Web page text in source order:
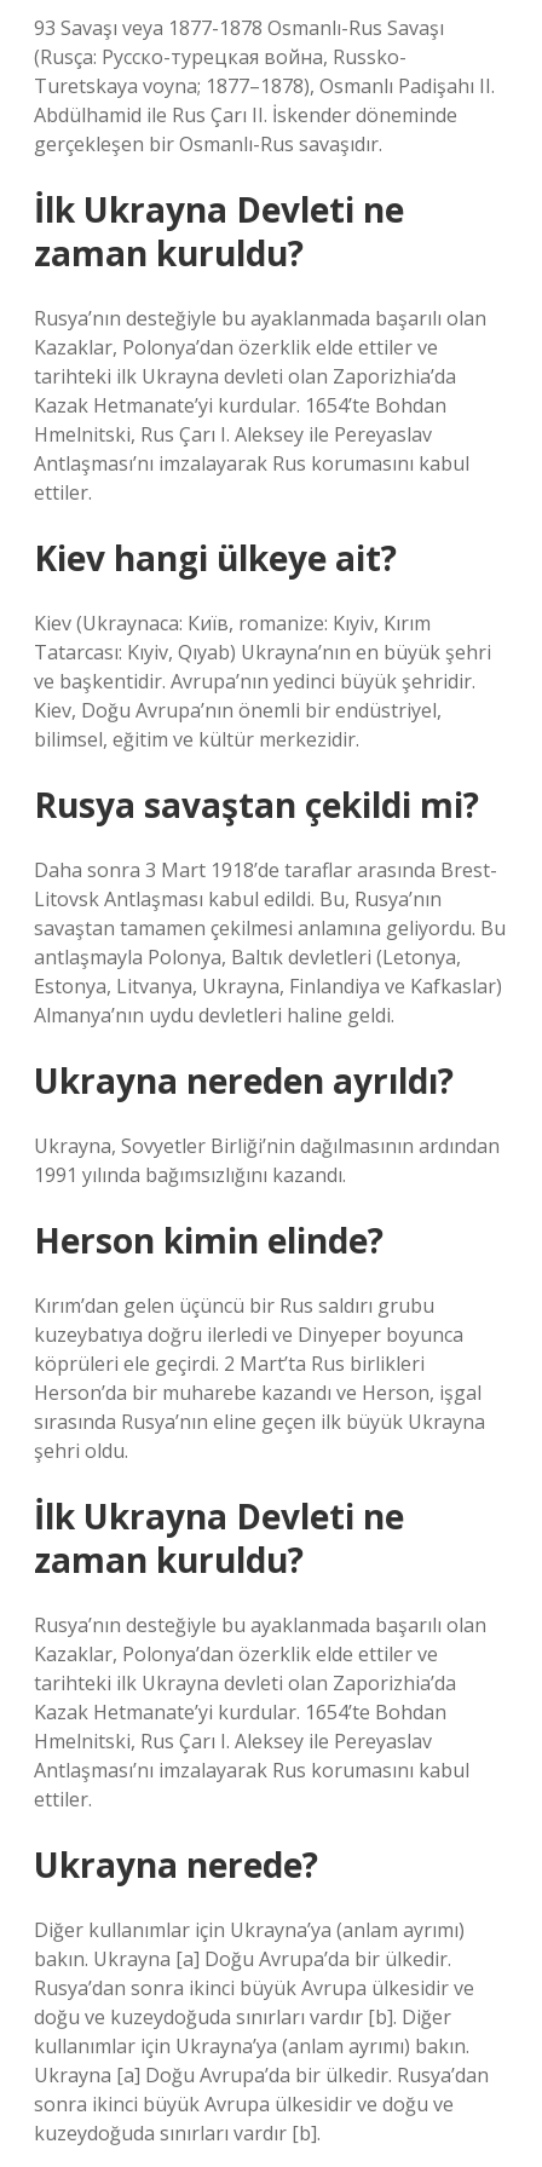
93 Savaşı veya 1877-1878 Osmanlı-Rus Savaşı
(Rusça: Русско-турецкая война, Russko-
Turetskaya voyna; 1877–1878), Osmanlı Padişahı II.
Abdülhamid ile Rus Çarı II. İskender döneminde
gerçekleşen bir Osmanlı-Rus savaşıdır.
İlk Ukrayna Devleti ne
zaman kuruldu?
Rusya’nın desteğiyle bu ayaklanmada başarılı olan
Kazaklar, Polonya’dan özerklik elde ettiler ve
tarihteki ilk Ukrayna devleti olan Zaporizhia’da
Kazak Hetmanate’yi kurdular. 1654’te Bohdan
Hmelnitski, Rus Çarı I. Aleksey ile Pereyaslav
Antlaşması’nı imzalayarak Rus korumasını kabul
ettiler.
Kiev hangi ülkeye ait?
Kiev (Ukraynaca: Київ, romanize: Kıyiv, Kırım
Tatarcası: Kıyiv, Qıyab) Ukrayna’nın en büyük şehri
ve başkentidir. Avrupa’nın yedinci büyük şehridir.
Kiev, Doğu Avrupa’nın önemli bir endüstriyel,
bilimsel, eğitim ve kültür merkezidir.
Rusya savaştan çekildi mi?
Daha sonra 3 Mart 1918’de taraflar arasında Brest-
Litovsk Antlaşması kabul edildi. Bu, Rusya’nın
savaştan tamamen çekilmesi anlamına geliyordu. Bu
antlaşmayla Polonya, Baltık devletleri (Letonya,
Estonya, Litvanya, Ukrayna, Finlandiya ve Kafkaslar)
Almanya’nın uydu devletleri haline geldi.
Ukrayna nereden ayrıldı?
Ukrayna, Sovyetler Birliği’nin dağılmasının ardından
1991 yılında bağımsızlığını kazandı.
Herson kimin elinde?
Kırım’dan gelen üçüncü bir Rus saldırı grubu
kuzeybatıya doğru ilerledi ve Dinyeper boyunca
köprüleri ele geçirdi. 2 Mart’ta Rus birlikleri
Herson’da bir muharebe kazandı ve Herson, işgal
sırasında Rusya’nın eline geçen ilk büyük Ukrayna
şehri oldu.
İlk Ukrayna Devleti ne
zaman kuruldu?
Rusya’nın desteğiyle bu ayaklanmada başarılı olan
Kazaklar, Polonya’dan özerklik elde ettiler ve
tarihteki ilk Ukrayna devleti olan Zaporizhia’da
Kazak Hetmanate’yi kurdular. 1654’te Bohdan
Hmelnitski, Rus Çarı I. Aleksey ile Pereyaslav
Antlaşması’nı imzalayarak Rus korumasını kabul
ettiler.
Ukrayna nerede?
Diğer kullanımlar için Ukrayna’ya (anlam ayrımı)
bakın. Ukrayna [a] Doğu Avrupa’da bir ülkedir.
Rusya’dan sonra ikinci büyük Avrupa ülkesidir ve
doğu ve kuzeydoğuda sınırları vardır [b]. Diğer
kullanımlar için Ukrayna’ya (anlam ayrımı) bakın.
Ukrayna [a] Doğu Avrupa’da bir ülkedir. Rusya’dan
sonra ikinci büyük Avrupa ülkesidir ve doğu ve
kuzeydoğuda sınırları vardır [b].